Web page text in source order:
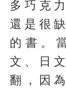
多巧克
還是很
的書。
文、日
翻，因